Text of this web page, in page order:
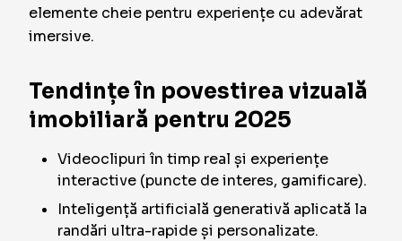
elemente cheie pentru experiențe cu adevărat
imersive.
Tendințe în povestirea vizuală
imobiliară pentru 2025
Videoclipuri în timp real și experiențe
interactive (puncte de interes, gamificare).
Inteligență artificială generativă aplicată la
randări ultra-rapide și personalizate.